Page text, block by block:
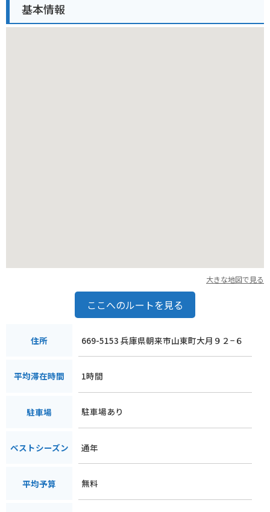
周辺には、日本の滝百選に選ばれた「猿尾滝」、高さ約40mか
ら落下する雄大な「天滝」などの観光スポットがあります。
基本情報
大きな地図で見る
ここへのルートを見る
住所 669-5153 兵庫県朝来市山東町大月９２−６
平均滞在時間 1時間
駐車場 駐車場あり
ベストシーズン 通年
平均予算 無料